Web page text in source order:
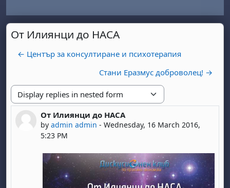
От Илиянци до НАСА
← Център за консултиране и психотерапия
Стани Еразмус доброволец! →
Display mode
От Илиянци до НАСА
byadmin admin -Wednesday, 16 March 2016,
5:23 PM
Number of replies: 0